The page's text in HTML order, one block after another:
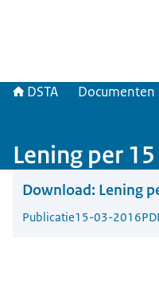
DSTA Documenten
Lening per
Download: Lening
Publicatie15-03-2016